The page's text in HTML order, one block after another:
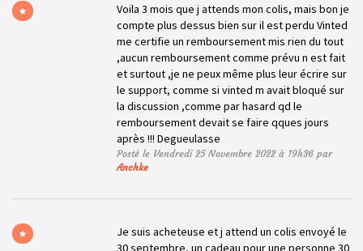
Voila 3 mois que j attends mon colis, mais bon je
compte plus dessus bien sur il est perdu Vinted
me certifie un remboursement mis rien du tout
,aucun remboursement comme prévu n est fait
et surtout ,je ne peux même plus leur écrire sur
le support, comme si vinted m avait bloqué sur
la discussion ,comme par hasard qd le
remboursement devait se faire qques jours
après !!! Degueulasse
Posté le Vendredi 25 Novembre 2022 à 19h36 par
Anchke
Je suis acheteuse et j attend un colis envoyé le
30 septembre, un cadeau pour une personne 30